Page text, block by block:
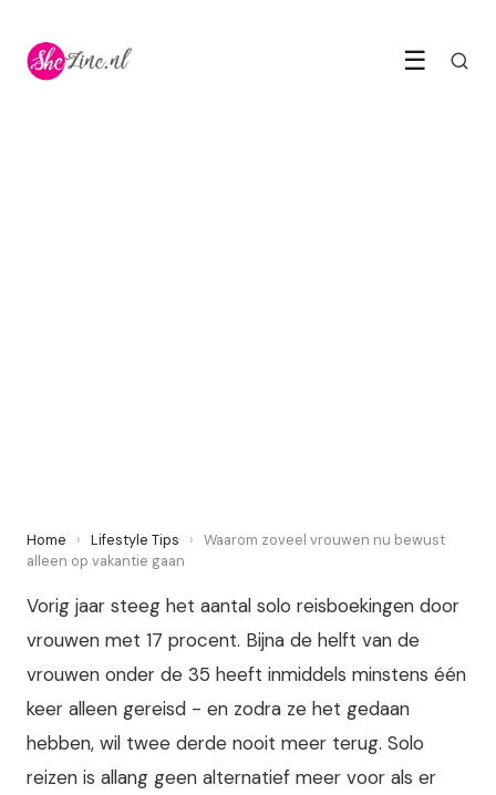
☰
Home › Lifestyle Tips › Waarom zoveel vrouwen nu bewust
alleen op vakantie gaan
Vorig jaar steeg het aantal solo reisboekingen door
vrouwen met 17 procent. Bijna de helft van de
vrouwen onder de 35 heeft inmiddels minstens één
keer alleen gereisd - en zodra ze het gedaan
hebben, wil twee derde nooit meer terug. Solo
reizen is allang geen alternatief meer voor als er